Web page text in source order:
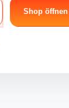
Shop öffnen